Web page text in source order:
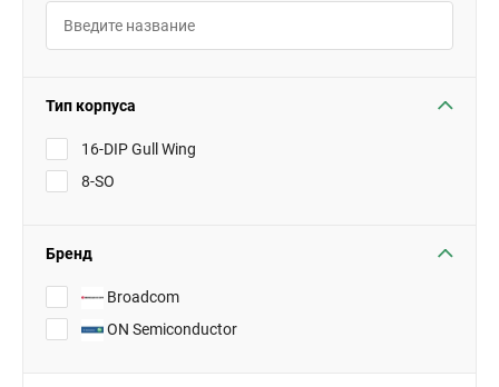
Тип корпуса
16-DIP Gull Wing
8-SO
Бренд
Broadcom
ON Semiconductor